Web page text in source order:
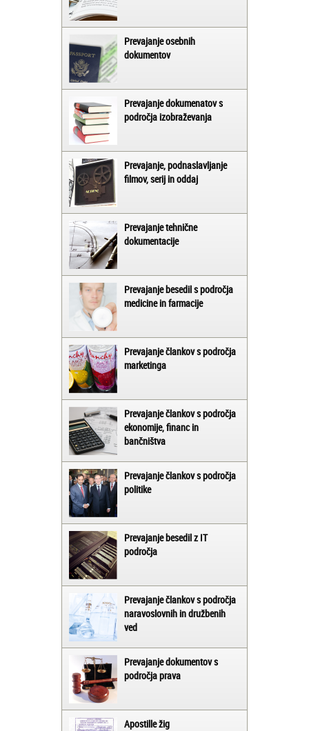
Prevajanje osebnih
dokumentov
Prevajanje dokumenatov s
področja izobraževanja
Prevajanje, podnaslavljanje
filmov, serij in oddaj
Prevajanje tehnične
dokumentacije
Prevajanje besedil s področja
medicine in farmacije
Prevajanje člankov s področja
marketinga
Prevajanje člankov s področja
ekonomije, financ in
bančništva
Prevajanje člankov s področja
politike
Prevajanje besedil z IT
področja
Prevajanje člankov s področja
naravoslovnih in družbenih
ved
Prevajanje dokumentov s
področja prava
Apostille žig